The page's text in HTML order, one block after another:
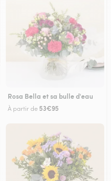
Rosa Bella et sa bulle d'eau
À partir de 53€95